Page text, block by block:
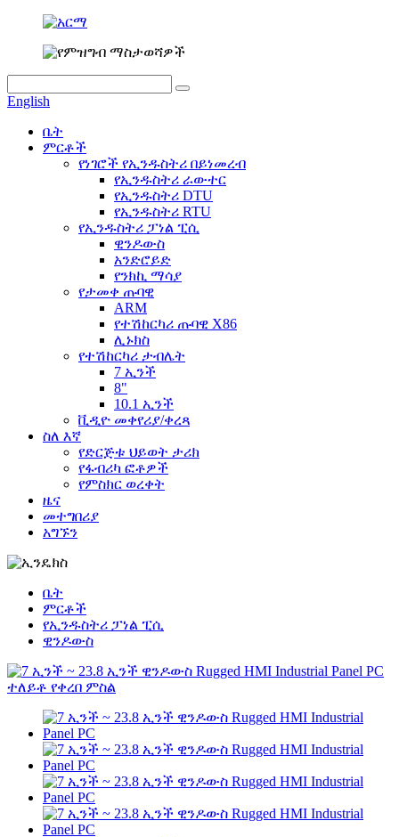
English
ቤት
ምርቶች
የነገሮች የኢንዱስትሪ በይነመረብ
የኢንዱስትሪ ራውተር
የኢንዱስትሪ DTU
የኢንዱስትሪ RTU
የኢንዱስትሪ ፓነል ፒሲ
ዊንዶውስ
አንድሮይድ
የንክኪ ማሳያ
የታመቀ ጡባዊ
ARM
የተሽከርካሪ ጡባዊ X86
ሊኑክስ
የተሽከርካሪ ታብሌት
7 ኢንች
8"
10.1 ኢንች
ቪዲዮ መቀየሪያ/ቀረጻ
ስለ እኛ
የድርጅቱ ህይወት ታሪክ
የፋብሪካ ፎቶዎች
የምስክር ወረቀት
ዜና
መተግበሪያ
አግኙን
ቤት
ምርቶች
የኢንዱስትሪ ፓነል ፒሲ
ዊንዶውስ